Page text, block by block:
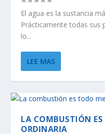
El agua es la sustancia
Prácticamente todas sus
lo...
LEE MAS
LA COMBUSTIÓN
ORDINARIA